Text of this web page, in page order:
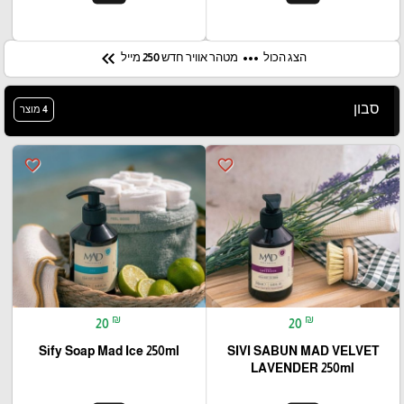
הצג הכול more_horiz מטהר אוויר חדש 250 מייל keyboard_double_arrow_left
סבון 4 מוצר
favorite_border
20 ₪
SIVI SABUN MAD VELVET
LAVENDER 250ml
favorite_border
20 ₪
Sify Soap Mad Ice 250ml